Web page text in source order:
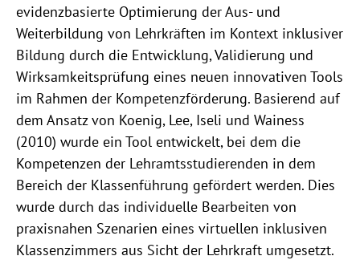
evidenzbasierte Optimierung der Aus- und
Weiterbildung von Lehrkräften im Kontext inklusiver
Bildung durch die Entwicklung, Validierung und
Wirksamkeitsprüfung eines neuen innovativen Tools
im Rahmen der Kompetenzförderung. Basierend auf
dem Ansatz von Koenig, Lee, Iseli und Wainess
(2010) wurde ein Tool entwickelt, bei dem die
Kompetenzen der Lehramtsstudierenden in dem
Bereich der Klassenführung gefördert werden. Dies
wurde durch das individuelle Bearbeiten von
praxisnahen Szenarien eines virtuellen inklusiven
Klassenzimmers aus Sicht der Lehrkraft umgesetzt.